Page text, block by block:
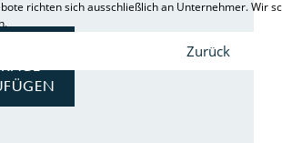
richten sich ausschließlich an Unternehmer. Wir
Zurück